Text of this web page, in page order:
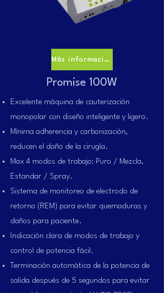
Más información
Promise 100W
Excelente máquina de cauterización
monopolar con diseño inteligente y ligero.
Mínima adherencia y carbonización,
reducen el daño de la cirugía.
Max 4 modos de trabajo: Puro / Mezcla,
Estandar / Spray.
Sistema de monitoreo de electrodo de
retorno (REM) para evitar quemaduras y
daños para paciente.
Indicación clara de modos de trabajo y
control de potencia fácil.
Terminación automática de la potencia de
salida después de 5 segundos para evitar